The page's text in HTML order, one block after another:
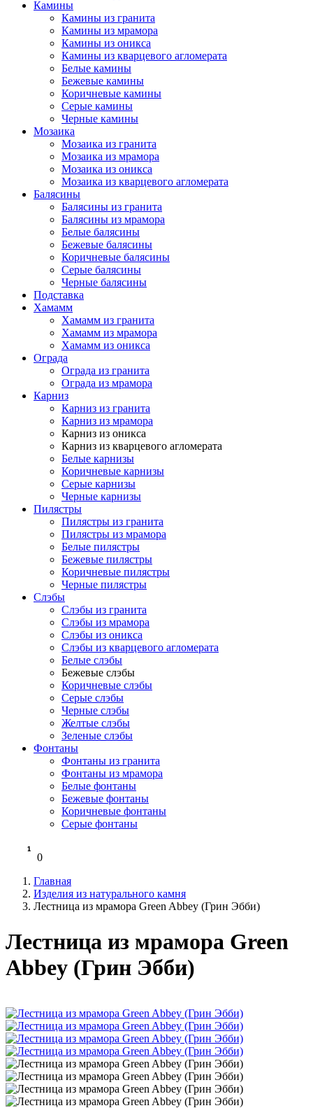
Камины
Камины из гранита
Камины из мрамора
Камины из оникса
Камины из кварцевого агломерата
Белые камины
Бежевые камины
Коричневые камины
Серые камины
Черные камины
Мозаика
Мозаика из гранита
Мозаика из мрамора
Мозаика из оникса
Мозаика из кварцевого агломерата
Балясины
Балясины из гранита
Балясины из мрамора
Белые балясины
Бежевые балясины
Коричневые балясины
Серые балясины
Черные балясины
Подставка
Хамамм
Хамамм из гранита
Хамамм из мрамора
Хамамм из оникса
Ограда
Ограда из гранита
Ограда из мрамора
Карниз
Карниз из гранита
Карниз из мрамора
Карниз из оникса
Карниз из кварцевого агломерата
Белые карнизы
Коричневые карнизы
Серые карнизы
Черные карнизы
Пилястры
Пилястры из гранита
Пилястры из мрамора
Белые пилястры
Бежевые пилястры
Коричневые пилястры
Черные пилястры
Слэбы
Слэбы из гранита
Слэбы из мрамора
Слэбы из оникса
Слэбы из кварцевого агломерата
Белые слэбы
Бежевые слэбы
Коричневые слэбы
Серые слэбы
Черные слэбы
Желтые слэбы
Зеленые слэбы
Фонтаны
Фонтаны из гранита
Фонтаны из мрамора
Белые фонтаны
Бежевые фонтаны
Коричневые фонтаны
Серые фонтаны
0
Главная
Изделия из натурального камня
Лестница из мрамора Green Abbey (Грин Эбби)
Лестница из мрамора Green
Abbey (Грин Эбби)